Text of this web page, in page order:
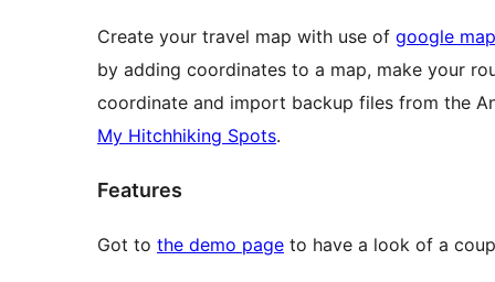
Create your travel map with use of google
by adding coordinates to a map, make your
coordinate and import backup files from the
My Hitchhiking Spots.
Features
Got to the demo page to have a look of a